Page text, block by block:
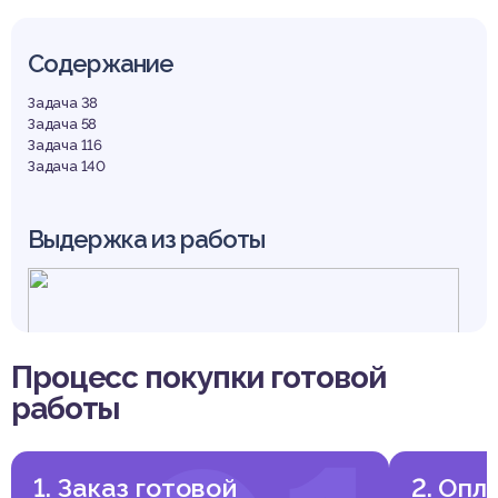
Содержание
Задача 38
Задача 58
Задача 116
Задача 140
Выдержка из работы
Процесс покупки готовой
работы
1. Заказ готовой 2.